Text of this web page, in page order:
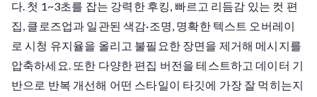
다. 첫 1~3초를 잡는 강력한 후킹, 빠르고 리듬감 있는 컷 편
집, 클로즈업과 일관된 색감·조명, 명확한 텍스트 오버레이
로 시청 유지율을 올리고 불필요한 장면을 제거해 메시지를
압축하세요. 또한 다양한 편집 버전을 테스트하고 데이터 기
반으로 반복 개선해 어떤 스타일이 타깃에 가장 잘 먹히는지